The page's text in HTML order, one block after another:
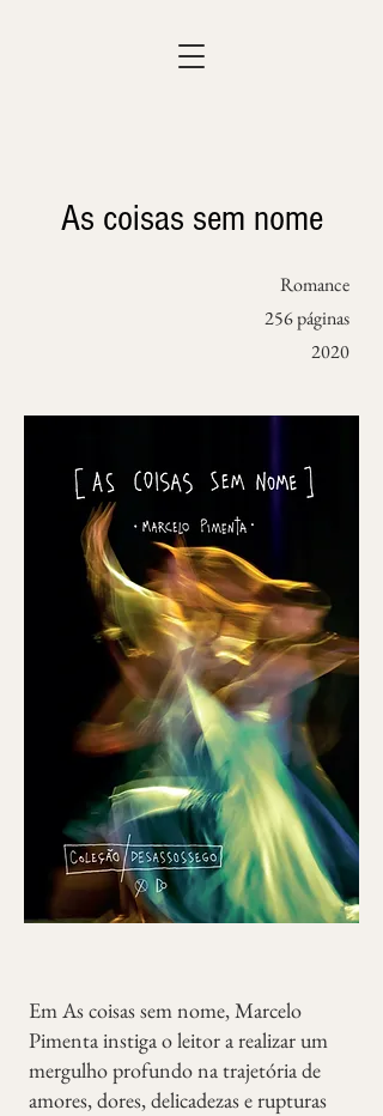
As coisas sem nome
Romance
256 páginas
2020
Em As coisas sem nome, Marcelo
Pimenta instiga o leitor a realizar um
mergulho profundo na trajetória de
amores, dores, delicadezas e rupturas